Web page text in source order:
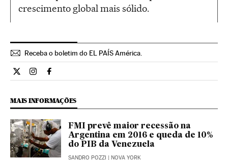
crescimento global mais sólido.
Receba o boletim do EL PAÍS América.
Economia El País Brasil en Twitter
Economia El País Brasil en Instagram
Economia El País Brasil en Facebook
MAIS INFORMAÇÕES
FMI prevê maior recessão na
Argentina em 2016 e queda de 10%
do PIB da Venezuela
SANDRO POZZI | NOVA YORK